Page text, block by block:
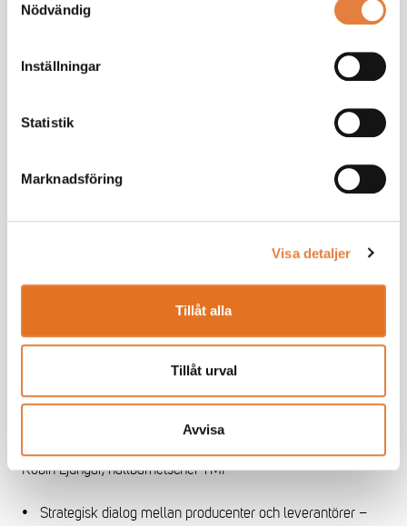
Nödvändig
Inställningar
Statistik
Marknadsföring
Visa detaljer
Tillåt alla
Tillåt urval
Avvisa
17.00 Avslut för dagen och incheckning på Quality Hotel
1 oktober -Quality Hotel Match, Brånebacken 4, 553 15,
AI, organisatoriskt lärande och framtidens
forskare, Jönköping University.
Robin Ljungar, hållbarhetschef TMF
•
Strategisk dialog mellan producenter och leverantörer –